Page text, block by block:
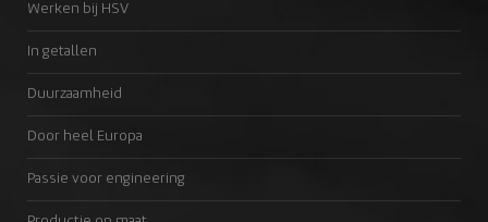
Werken bij HSV
In getallen
Duurzaamheid
Door heel Europa
Passie voor engineering